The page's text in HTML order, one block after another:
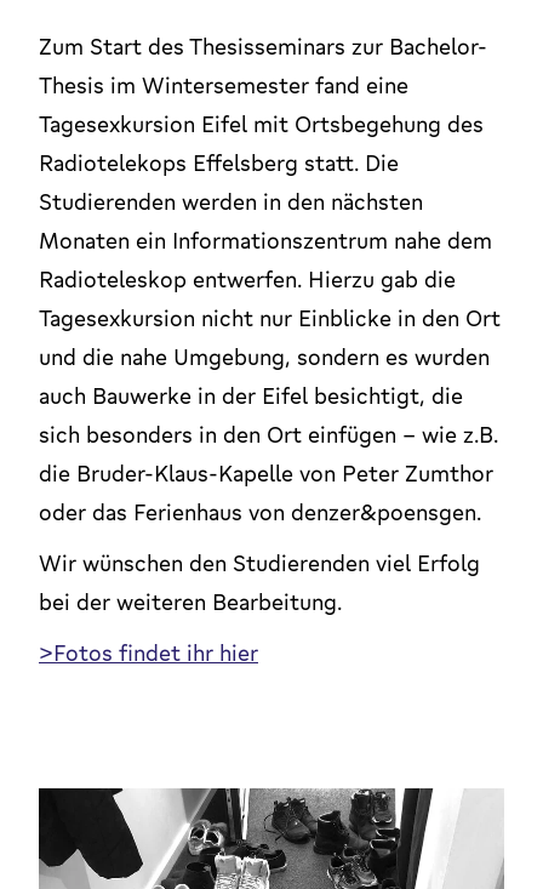
Zum Start des Thesisseminars zur Bachelor-
Thesis im Wintersemester fand eine
Tagesexkursion Eifel mit Ortsbegehung des
Radiotelekops Effelsberg statt. Die
Studierenden werden in den nächsten
Monaten ein Informationszentrum nahe dem
Radioteleskop entwerfen. Hierzu gab die
Tagesexkursion nicht nur Einblicke in den Ort
und die nahe Umgebung, sondern es wurden
auch Bauwerke in der Eifel besichtigt, die
sich besonders in den Ort einfügen – wie z.B.
die Bruder-Klaus-Kapelle von Peter Zumthor
oder das Ferienhaus von denzer&poensgen.
Wir wünschen den Studierenden viel Erfolg
bei der weiteren Bearbeitung.
>Fotos findet ihr hier